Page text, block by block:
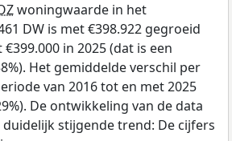
woningwaarde in het
DW is met €398.922 gegroeid
in 2025 (dat is een
Het gemiddelde verschil per
van 2016 tot en met 2025
De ontwikkeling van de data
stijgende trend: De cijfers